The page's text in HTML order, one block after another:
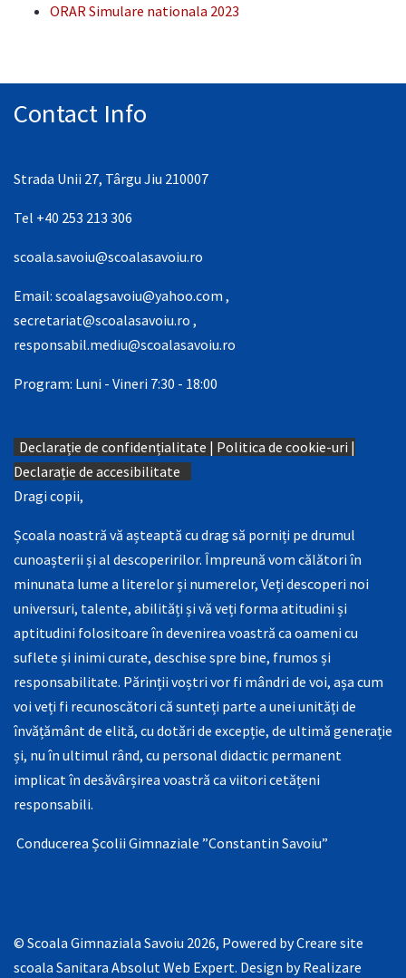
ORAR Simulare nationala 2023
Contact Info
Strada Unii 27, Târgu Jiu 210007
Tel +40 253 213 306
scoala.savoiu@scoalasavoiu.ro
Email: scoalagsavoiu@yahoo.com ,
secretariat@scoalasavoiu.ro ,
responsabil.mediu@scoalasavoiu.ro
Program: Luni - Vineri 7:30 - 18:00
Declarație de confidențialitate | Politica de cookie-uri |
Declarație de accesibilitate
Dragi copii,
Școala noastră vă așteaptă cu drag să porniți pe drumul
cunoașterii și al descoperirilor. Împreună vom călători în
minunata lume a literelor și numerelor, Veți descoperi noi
universuri, talente, abilități și vă veți forma atitudini și
aptitudini folositoare în devenirea voastră ca oameni cu
suflete și inimi curate, deschise spre bine, frumos și
responsabilitate. Părinții voștri vor fi mândri de voi, așa cum
voi veți fi recunoscători că sunteți parte a unei unități de
învățământ de elită, cu dotări de excepție, de ultimă generație
și, nu în ultimul rând, cu personal didactic permanent
implicat în desăvârșirea voastră ca viitori cetățeni
responsabili.
Conducerea Școlii Gimnaziale ”Constantin Savoiu”
© Scoala Gimnaziala Savoiu 2026, Powered byCreare site
scoala Sanitara Absolut Web Expert. Design byRealizare